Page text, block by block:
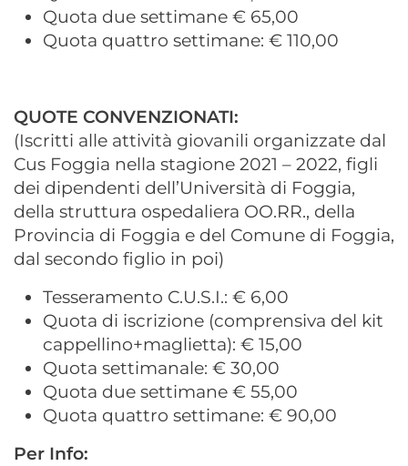
Quota due settimane € 65,00
Quota quattro settimane: € 110,00
QUOTE CONVENZIONATI:
(Iscritti alle attività giovanili organizzate dal
Cus Foggia nella stagione 2021 – 2022, figli
dei dipendenti dell’Università di Foggia,
della struttura ospedaliera OO.RR., della
Provincia di Foggia e del Comune di Foggia,
dal secondo figlio in poi)
Tesseramento C.U.S.I.: € 6,00
Quota di iscrizione (comprensiva del kit
cappellino+maglietta): € 15,00
Quota settimanale: € 30,00
Quota due settimane € 55,00
Quota quattro settimane: € 90,00
Per Info: